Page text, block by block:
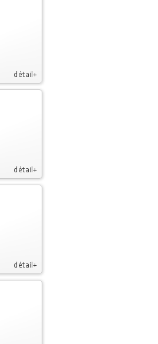
détail+
détail+
détail+